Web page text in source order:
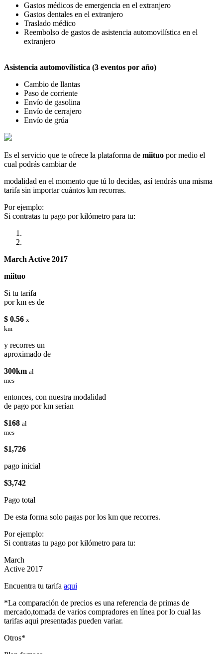
Gastos médicos de emergencia en el extranjero
Gastos dentales en el extranjero
Traslado médico
Reembolso de gastos de asistencia automovilística en el
extranjero
Asistencia automovilística (3 eventos por año)
Cambio de llantas
Paso de corriente
Envío de gasolina
Envío de cerrajero
Envío de grúa
Es el servicio que te ofrece la plataforma de miituo por medio el
cual podrás cambiar de
modalidad en el momento que tú lo decidas, así tendrás una misma
tarifa sin importar cuántos km recorras.
Por ejemplo:
Si contratas tu pago por kilómetro para tu:
March Active 2017
miituo
Si tu tarifa
por km es de
$ 0.56 x
km
y recorres un
aproximado de
300km al
mes
entonces, con nuestra modalidad
de pago por km serían
$168 al
mes
$1,726
pago inicial
$3,742
Pago total
De esta forma solo pagas por los km que recorres.
Por ejemplo:
Si contratas tu pago por kilómetro para tu:
March
Active 2017
Encuentra tu tarifa aqui
*La comparación de precios es una referencia de primas de
mercado,tomada de varios compradores en línea por lo cual las
tarifas aqui presentadas pueden variar.
Otros*